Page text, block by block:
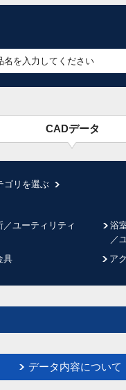
CADデータ
ゴリを選ぶ
／ユーティリティ
浴
／
具 ア
データ内容について